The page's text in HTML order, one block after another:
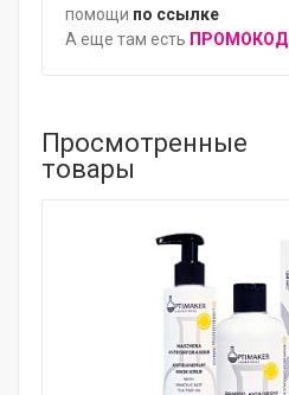
помощи по ссылке
А еще там есть ПРОМОКОД
Просмотренные
товары